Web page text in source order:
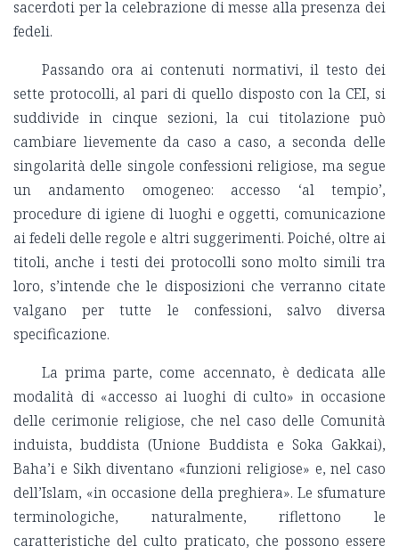
sacerdoti per la celebrazione di messe alla presenza dei
fedeli.
Passando ora ai contenuti normativi, il testo dei
sette protocolli, al pari di quello disposto con la CEI, si
suddivide in cinque sezioni, la cui titolazione può
cambiare lievemente da caso a caso, a seconda delle
singolarità delle singole confessioni religiose, ma segue
un andamento omogeneo: accesso ‘al tempio’,
procedure di igiene di luoghi e oggetti, comunicazione
ai fedeli delle regole e altri suggerimenti. Poiché, oltre ai
titoli, anche i testi dei protocolli sono molto simili tra
loro, s’intende che le disposizioni che verranno citate
valgano per tutte le confessioni, salvo diversa
specificazione.
La prima parte, come accennato, è dedicata alle
modalità di «accesso ai luoghi di culto» in occasione
delle cerimonie religiose, che nel caso delle Comunità
induista, buddista (Unione Buddista e Soka Gakkai),
Baha’i e Sikh diventano «funzioni religiose» e, nel caso
dell’Islam, «in occasione della preghiera». Le sfumature
terminologiche, naturalmente, riflettono le
caratteristiche del culto praticato, che possono essere